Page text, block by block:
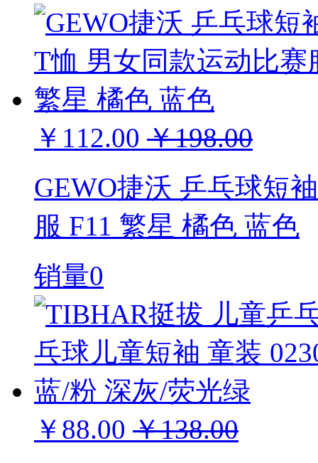
￥112.00 ￥198.00
GEWO捷沃 乒乓球短
服 F11 繁星 橘色 蓝色
销量0
￥88.00 ￥138.00